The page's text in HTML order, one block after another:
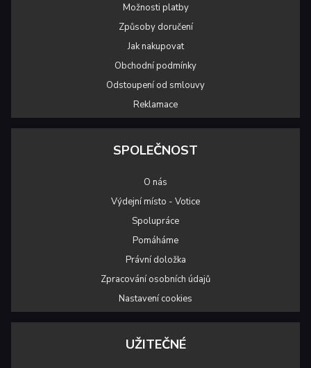
Možnosti platby
Způsoby doručení
Jak nakupovat
Obchodní podmínky
Odstoupení od smlouvy
Reklamace
SPOLEČNOST
O nás
Výdejní místo - Votice
Spolupráce
Pomáháme
Právní doložka
Zpracování osobních údajů
Nastavení cookies
UŽITEČNÉ